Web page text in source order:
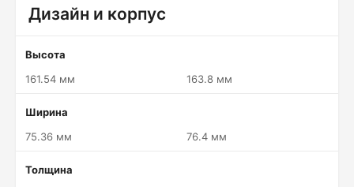
Дизайн и корпус
Высота
161.54 мм
163.8 мм
Ширина
75.36 мм
76.4 мм
Толщина